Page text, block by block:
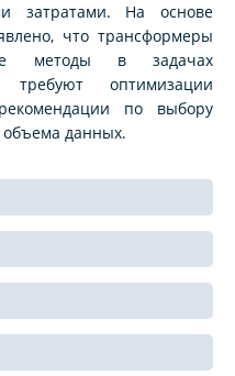
затратами. На основе
что трансформеры
методы в задачах
требуют оптимизации
по выбору
объема данных.